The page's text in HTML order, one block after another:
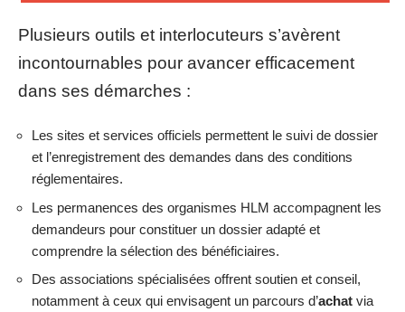
Plusieurs outils et interlocuteurs s’avèrent
incontournables pour avancer efficacement
dans ses démarches :
Les sites et services officiels permettent le suivi de dossier
et l’enregistrement des demandes dans des conditions
réglementaires.
Les permanences des organismes HLM accompagnent les
demandeurs pour constituer un dossier adapté et
comprendre la sélection des bénéficiaires.
Des associations spécialisées offrent soutien et conseil,
notamment à ceux qui envisagent un parcours d’achat via